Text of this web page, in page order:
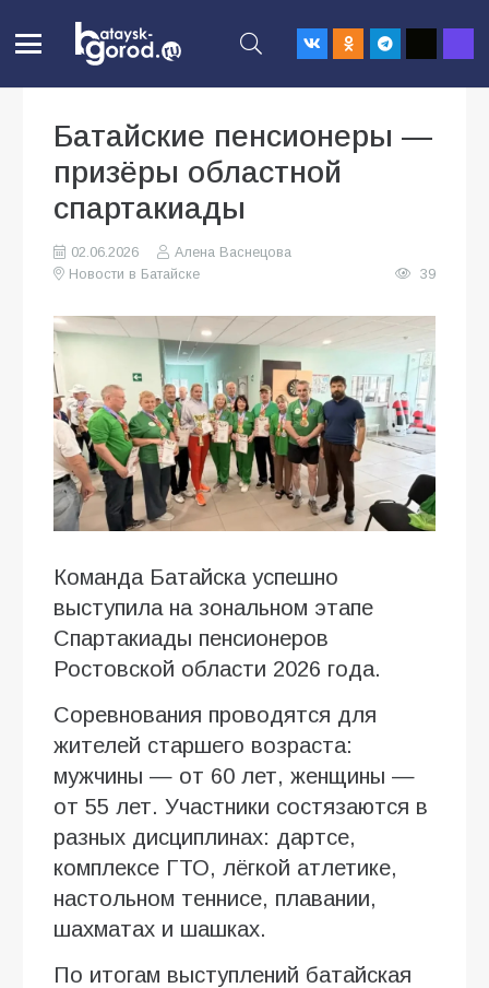
Батайские пенсионеры —
призёры областной
спартакиады
02.06.2026
Алена Васнецова
Новости в Батайске
39
Команда Батайска успешно
выступила на зональном этапе
Спартакиады пенсионеров
Ростовской области 2026 года.
Соревнования проводятся для
жителей старшего возраста:
мужчины — от 60 лет, женщины —
от 55 лет. Участники состязаются в
разных дисциплинах: дартсе,
комплексе ГТО, лёгкой атлетике,
настольном теннисе, плавании,
шахматах и шашках.
По итогам выступлений батайская